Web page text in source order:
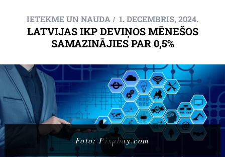
IETEKME UN NAUDA 1. DECEMBRIS, 2024.
LATVIJAS IKP DEVIŅOS MĒNEŠOS
SAMAZINĀJIES PAR 0,5%
Foto: Pixabay.com